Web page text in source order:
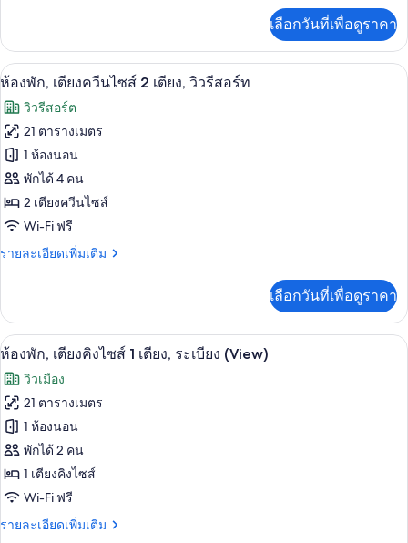
1
เตียง,
วิว
รีสอร์ท
เกี่ยว
กับ
ห้อง
เตียง
คิง
ไซส์
เตียง,
วิว
รีสอร์ท
เลือกวันที่เพื่อดูราคา
เปิด
ภาพถ่าย
ทั้งหมด
ของ
ห้อง
พัก,
เตียง
ควีน
2
เตียง,
วิว
รีสอร์ท
ห้องพัก, เตียงควีนไซส์ 2 เตียง, วิวรีส
6
ห้องพัก, เตียงควีนไซส์ 2 เตียง, วิวรีสอร์ท
วิวรีสอร์ต
21 ตารางเมตร
1 ห้องนอน
พักได้ 4 คน
2 เตียงควีนไซส์
Wi-Fi ฟรี
รายละเอียดเพิ่มเติม
ราย
เกี่ยว
กับ
ห้อง
เตียง
ควีน
ไซส์
2
เตียง,
วิว
รีสอร์ท
เลือกวันที่เพื่อดูราคา
เปิด
ภาพถ่าย
ทั้งหมด
ของ
ห้อง
พัก,
เตียง
คิง
ห้องพัก, เตียงคิงไซส์ 1 เตียง, ระเบียง
5
ห้องพัก, เตียงคิงไซส์ 1 เตียง, ระเบียง (View)
วิวเมือง
21 ตารางเมตร
1 ห้องนอน
พักได้ 2 คน
1 เตียงคิงไซส์
Wi-Fi ฟรี
รายละเอียดเพิ่มเติม
ราย